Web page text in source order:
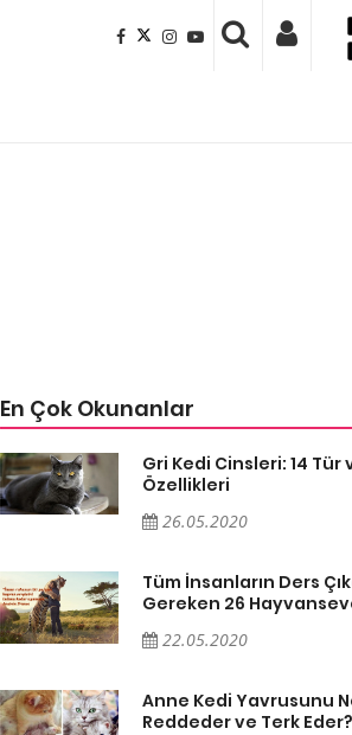
En Çok Okunanlar
Gri Kedi Cinsleri: 14 Tür
Özellikleri
26.05.2020
Tüm İnsanların Ders
Gereken 26
22.05.2020
Anne Kedi Yavrusunu
Reddeder ve Terk Eder?